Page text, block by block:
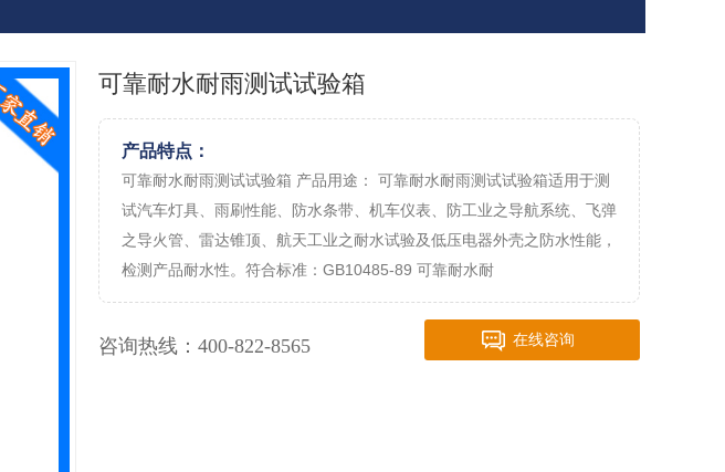
可靠耐水耐雨测试试验箱
产品特点：
可靠耐水耐雨测试试验箱 产品用途： 可靠耐水耐雨测试试验箱适用于测
试汽车灯具、雨刷性能、防水条带、机车仪表、防工业之导航系统、飞弹
之导火管、雷达锥顶、航天工业之耐水试验及低压电器外壳之防水性能，
检测产品耐水性。符合标准：GB10485-89 可靠耐水耐
咨询热线： 400-822-8565 在线咨询